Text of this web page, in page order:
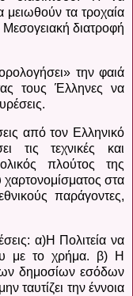
τα τροχαία
διατροφή
την φαιά
τους Έλληνες να
από τον Ελληνικό
τις τεχνικές και
πλούτος της
χαρτονομίσματος στα
παράγοντες,
α)Η Πολιτεία να
με το χρήμα. β) Η
των δημοσίων εσόδων
ταυτίζει την έννοια